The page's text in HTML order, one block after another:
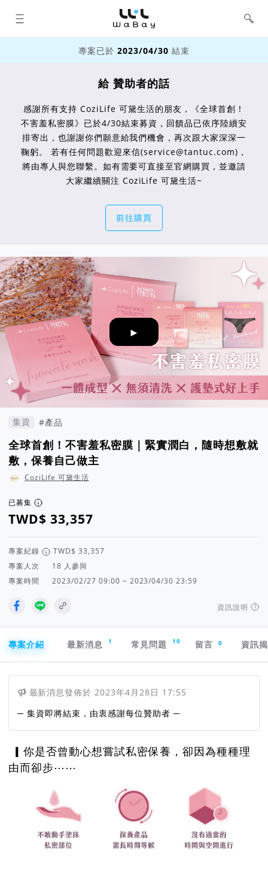
WaBay 挖貝 | 台灣最值得信賴的群眾
集資 / 群眾募資平台
專案已於2023/04/30 結束
給 贊助者的話
感謝所有支持 CoziLife 可黛生活的朋友，《全球首創！
不害羞私密膜》已於4/30結束募資，回饋品已依序陸續安
排寄出，也謝謝你們願意給我們機會，再次跟大家深深一
鞠躬。 若有任何問題歡迎來信(service@tantuc.com)，
將由專人與您聯繫。如有需要可直接至官網購買，並邀請
大家繼續關注 CoziLife 可黛生活~
前往購買
►
集資 #產品
全球首創！不害羞私密膜｜緊實潤白，隨時想敷就
敷，保養自己做主
CoziLife 可黛生活
已募集
專案紀錄
專案人次
人參與
專案時間
2023/02/27 09:00 ~ 2023/04/30 23:59
資訊說明
專案介紹
最新消息 1 常見問題 10 留言 0 資訊
最新消息發佈於2023年4月28日 17:55
─ 集資即將結束，由衷感謝每位贊助者 ─
▎你是否曾動心想嘗試私密保養，卻因為種種理
由而卻步⋯⋯